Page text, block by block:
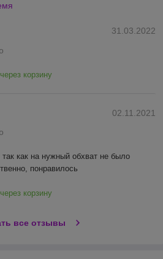
31.03.2022
корзину
02.11.2021
как на нужный обхват не было
понравилось
корзину
все отзывы